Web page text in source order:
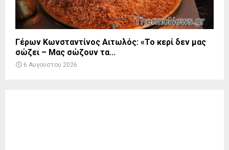
Γέρων Κωνσταντίνος Αιτωλός: «Το κερί δεν μας
σώζει – Μας σώζουν τα...
6 Αυγούστου 2026